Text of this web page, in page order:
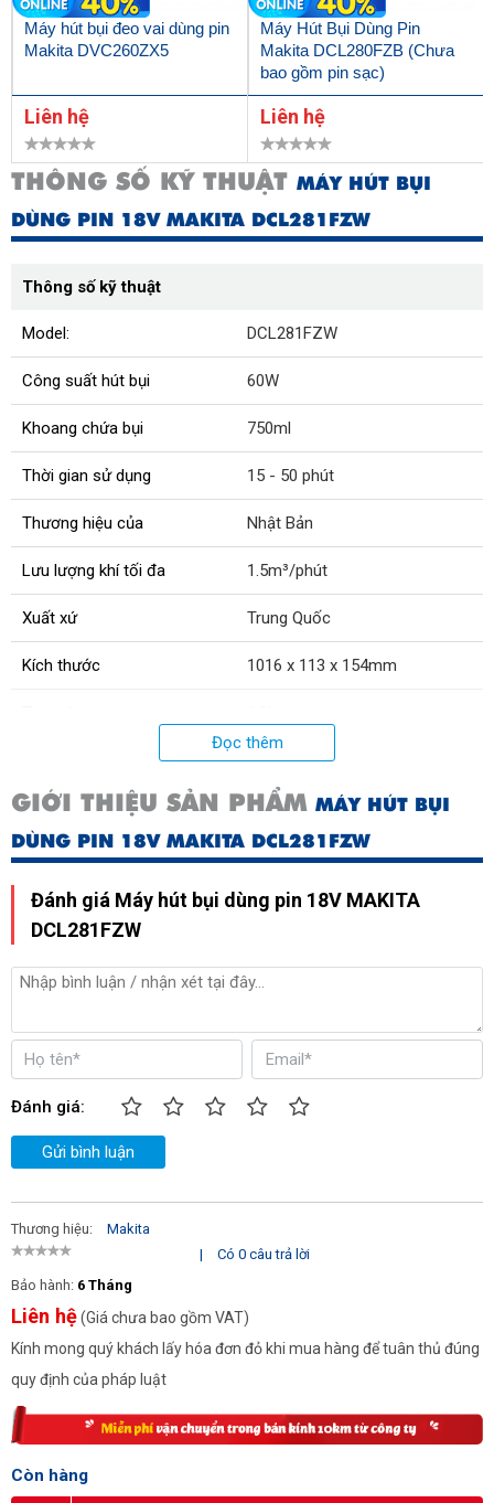
Máy hút bụi đeo vai dùng pin
Makita DVC260ZX5
Liên hệ
Máy Hút Bụi Dùng Pin
Makita DCL280FZB (Chưa
bao gồm pin sạc)
Liên hệ
THÔNG SỐ KỸ THUẬT MÁY HÚT BỤI
DÙNG PIN 18V MAKITA DCL281FZW
Thông số kỹ thuật
Model: DCL281FZW
Công suất hút bụi 60W
Khoang chứa bụi 750ml
Thời gian sử dụng 15 - 50 phút
Thương hiệu của Nhật Bản
Lưu lượng khí tối đa 1.5m³/phút
Xuất xứ Trung Quốc
Kích thước 1016 x 113 x 154mm
Đọc thêm
GIỚI THIỆU SẢN PHẨM MÁY HÚT BỤI
DÙNG PIN 18V MAKITA DCL281FZW
Đánh giá Máy hút bụi dùng pin 18V MAKITA
DCL281FZW
Đánh giá:
Gửi bình luận
Thương hiệu:
Makita
|
Có 0 câu trả lời
Bảo hành: 6 Tháng
Liên hệ(Giá chưa bao gồm VAT)
Kính mong quý khách lấy hóa đơn đỏ khi mua hàng để tuân thủ đúng
quy định của pháp luật
Còn hàng